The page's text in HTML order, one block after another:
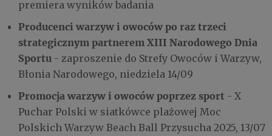
premiera wyników badania
Producenci warzyw i owoców po raz trzeci
strategicznym partnerem XIII Narodowego Dnia
Sportu - zaproszenie do Strefy Owoców i Warzyw,
Błonia Narodowego, niedziela 14/09
Promocja warzyw i owoców poprzez sport - X
Puchar Polski w siatkówce plażowej Moc
Polskich Warzyw Beach Ball Przysucha 2025, 13/07